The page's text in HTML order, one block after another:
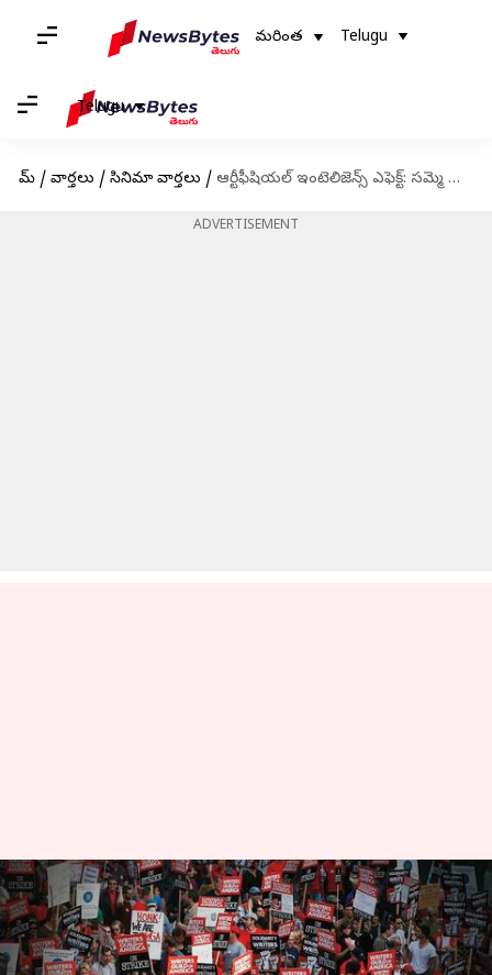
మరింత Telugu
Telugu
హోమ్ / వార్తలు / సినిమా వార్తలు / ఆర్టీఫీషియల్ ఇంటెలిజెన్స్ ఎఫెక్ట్: సమ్మె బాట పట్టిన హాలీవుడ్ రచయితలు, నటీనటులు
ADVERTISEMENT
ఆర్టీఫీషియల్ ఇంటెలిజెన్స్ ఎఫెక్ట్: సమ్మె
బాట పట్టిన హాలీవుడ్ రచయితలు,
నటీనటులు